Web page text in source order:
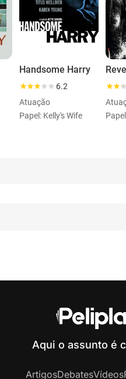
Handsome Harry
6.2
Atuação
Papel: Kelly's Wife
Aqui o assunto é
ArtigosDebatesVídeos